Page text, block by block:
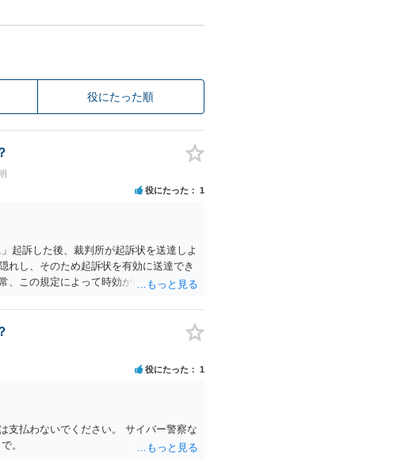
役にたった順
役にたった 1
起訴した後、裁判所が起訴状を送達しよ
れし、そのため起訴状を有効に送達でき
、この規定によって時効が停止するわけ
事件として、損害賠償請求や貸金返還請
、結局は相手方に資力があるか否かによ
役にたった 1
支払わないでください。 サイバー警察な
。